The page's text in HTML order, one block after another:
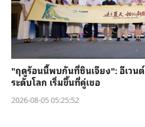
"ฤดูร้อนนี้พบกันที่ซินเจียง": อีเวน
ระดับโลก เริ่มขึ้นที่คู่เชอ
2026-08-05 05:25:52